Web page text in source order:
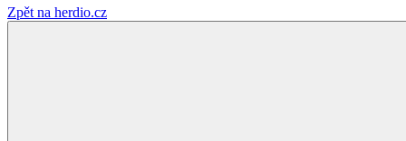
Zpět na herdio.cz